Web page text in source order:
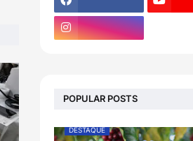
POPULAR POSTS
DESTAQUE